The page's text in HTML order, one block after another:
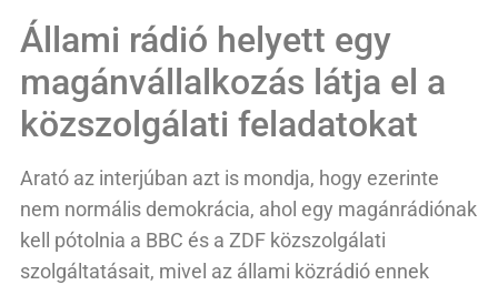
Állami rádió helyett egy
magánvállalkozás látja el a
közszolgálati feladatokat
Arató az interjúban azt is mondja, hogy ezerinte
nem normális demokrácia, ahol egy magánrádiónak
kell pótolnia a BBC és a ZDF közszolgálati
szolgáltatásait, mivel az állami közrádió ennek